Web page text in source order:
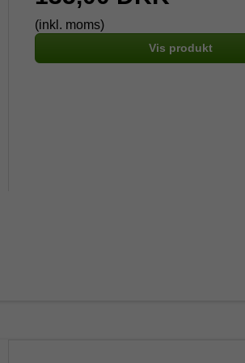
(inkl. moms)
Vis produkt